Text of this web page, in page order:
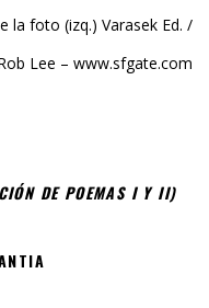
la foto (izq.) Varasek Ed. /
Lee – www.sfgate.com
DE POEMAS I Y II)